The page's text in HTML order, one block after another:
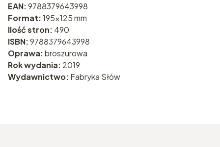
EAN:9788379643998
Format:195x125 mm
Ilość stron: 490
ISBN:9788379643998
Oprawa:broszurowa
Rok wydania: 2019
Wydawnictwo: Fabryka Słów